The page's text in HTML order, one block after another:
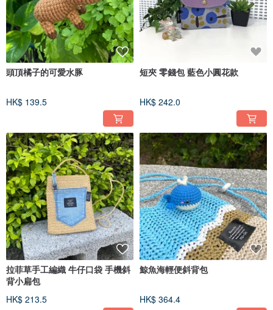
頭頂橘子的可愛水豚
HK$ 139.5
短夾 零錢包 藍色小圓花款
HK$ 242.0
拉菲草手工編織 牛仔口袋 手機斜
背小扁包
HK$ 213.5
鯨魚海輕便斜背包
HK$ 364.4